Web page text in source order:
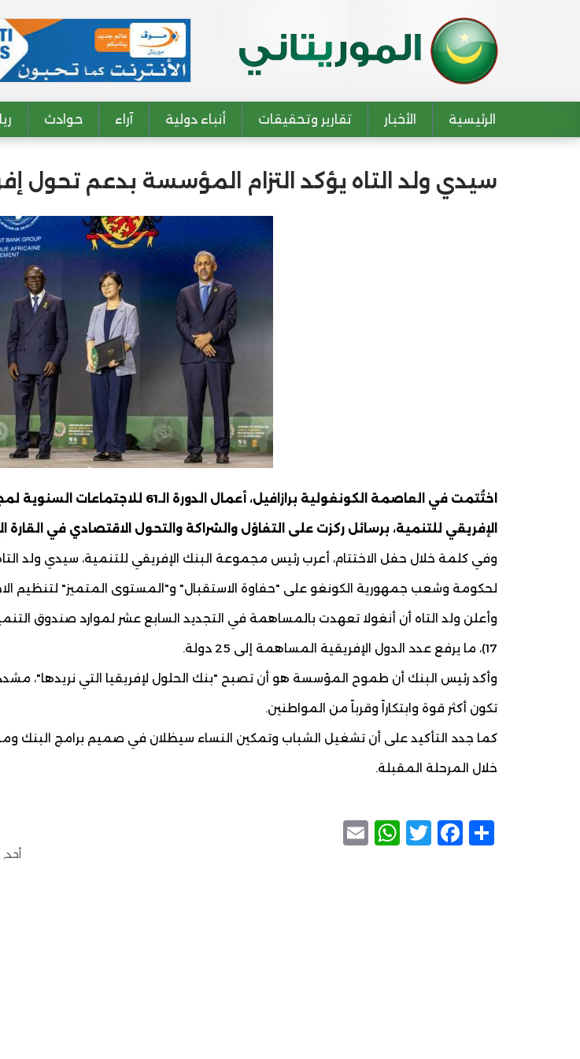
Main navigation
الرئيسية الأخبار تقارير وتحقيقات أنباء دولية آراء حوادث
سيدي ولد التاه يؤكد التزام المؤسسة بدعم تحول
اختُتمت في العاصمة الكونغولية برازافيل، أعمال الدورة
الإفريقي للتنمية، برسائل ركزت على التفاؤل والشراكة والتحول الاقتصادي في القارة
وفي كلمة خلال حفل الاختتام، أعرب رئيس مجموعة البنك الإفريقي للتنمية، سيدي ولد
لحكومة وشعب جمهورية الكونغو على "حفاوة الاستقبال" و"المستوى المتميز" لتنظيم
17)، ما يرفع عدد الدول الإفريقية المساهمة إلى 25 دولة.
وأكد رئيس البنك أن طموح المؤسسة هو أن تصبح "بنك الحلول لإفريقيا التي نريدها"،
تكون أكثر قوة وابتكاراً وقرباً من المواطنين.
كما جدد التأكيد على أن تشغيل الشباب وتمكين النساء سيظلان في صميم برامج البنك
خلال المرحلة المقبلة.
Share
Facebook
Twitter
WhatsApp
أحد, 2026/05/31 - 07:30